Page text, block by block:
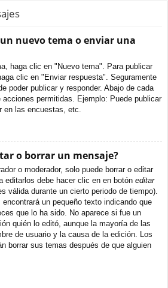
nuevo tema o enviar una
haga clic en "Nuevo tema". Para publicar
clic en "Enviar respuesta". Seguramente
poder publicar y responder. Abajo de cada
permitidas. Ejemplo: Puede publicar
las encuestas, etc.
o borrar un mensaje?
o moderador, solo puede borrar o editar
editarlos debe hacer clic en en botón editar
válida durante un cierto periodo de tiempo).
un pequeño texto indicando que
que lo ha sido. No aparece si fue un
quién lo editó, aunque la mayoría de las
de usuario y la causa de la edición. Los
borrar sus temas después de que alguien